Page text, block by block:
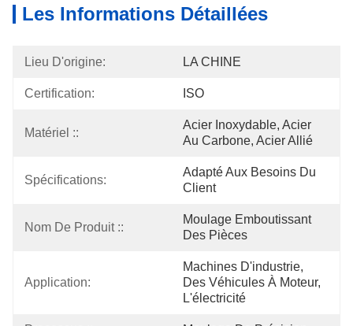
Les Informations Détaillées
Lieu D'origine: LA CHINE
Certification: ISO
Matériel ::
Acier Inoxydable, Acier
Au Carbone, Acier Allié
Spécifications:
Adapté Aux Besoins Du
Client
Nom De Produit ::
Moulage Emboutissant
Des Pièces
Application:
Machines D'industrie,
Des Véhicules À Moteur,
L'électricité